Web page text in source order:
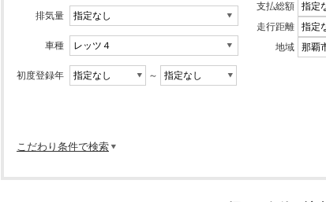
排気量
車種
初度登録年 ～
支払総額
走行距離
地域
こだわり条件で検索